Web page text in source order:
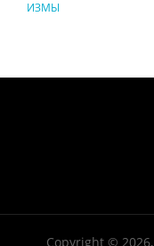
ИЗМЫ
Copyright © 2026,